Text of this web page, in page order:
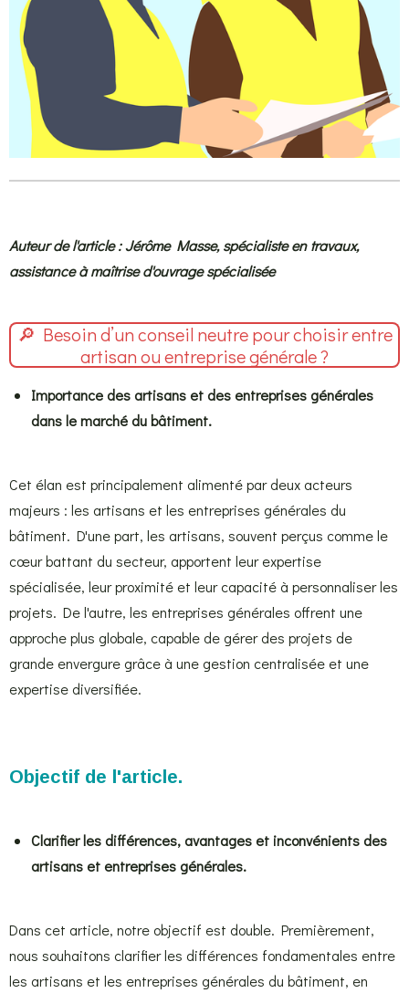
Auteur de l'article : Jérôme Masse, spécialiste en travaux,
assistance à maîtrise d'ouvrage spécialisée
🔎 Besoin d’un conseil neutre pour choisir entre
artisan ou entreprise générale ?
Importance des artisans et des entreprises générales
dans le marché du bâtiment.
Cet élan est principalement alimenté par deux acteurs
majeurs : les artisans et les entreprises générales du
bâtiment. D'une part, les artisans, souvent perçus comme le
cœur battant du secteur, apportent leur expertise
spécialisée, leur proximité et leur capacité à personnaliser les
projets. De l'autre, les entreprises générales offrent une
approche plus globale, capable de gérer des projets de
grande envergure grâce à une gestion centralisée et une
expertise diversifiée.
Objectif de l'article.
Clarifier les différences, avantages et inconvénients des
artisans et entreprises générales.
Dans cet article, notre objectif est double. Premièrement,
nous souhaitons clarifier les différences fondamentales entre
les artisans et les entreprises générales du bâtiment, en